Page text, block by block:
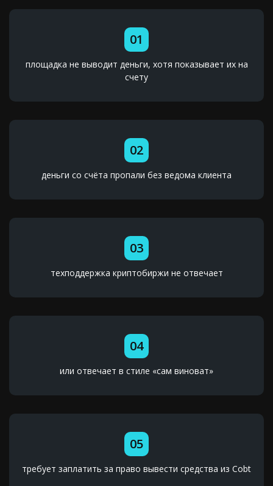
01
площадка не выводит деньги, хотя показывает их на
счету
02
деньги со счёта пропали без ведома клиента
03
техподдержка криптобиржи не отвечает
04
или отвечает в стиле «сам виноват»
05
требует заплатить за право вывести средства из Cobt